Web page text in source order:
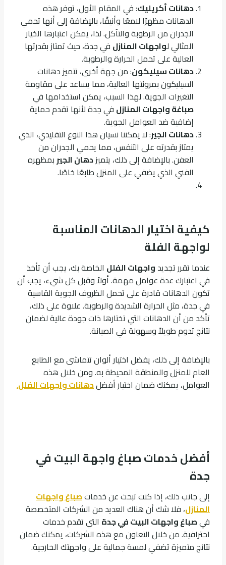
دهانات أكريليك: في المقام الأول، توفر هذه
الدهانات مظهرًا لامعًا وأنيقًا، بالإضافة إلى أنها تحمي
الجدران من الرطوبة والتآكل. لذا، يمكن اعتبارها الخيار
المثالي لواجهات المنازل في جدة، حيث تمتاز بقدرتها
العالية على تحمل الحرارة والرطوبة.
دهانات سيليكون: من جهة أخرى، تتميز دهانات
السيليكون بمرونتها العالية، مما يساعد على مقاومة
التغيرات الجوية. لهذا السبب، يمكن استخدامها في
صباغة واجهات المنازل في جدة لأنها تقدم حماية
إضافية ضد العوامل الجوية.
دهانات الجير: لا يمكننا نسيان هذا النوع التقليدي، الذي
يمتاز بقدرته على التنفس، مما يحمي الجدران من
العفن. بالإضافة إلى ذلك، يتميزدهان الجيربمظهره
الفني الذي يضفي على المنزل طابعًا خاصًا.
كيفية اختيار الدهانات المناسبة
لواجهة الفلة
عندما تقرر تجديد واجهات الفلل الخاصة بك، يجب أن تأخذ
في اعتبارك عدة عوامل مهمة. أولاً وقبل كل شيء، يجب أن
تكون الدهانات قادرة على تحمل الظروف الجوية القاسية
في جدة، مثل الحرارة الشديدة والرطوبة. علاوة على ذلك،
تأكد من أن الدهانات التي تختارها ذات جودة عالية لضمان
نتائج تدوم طويلاً وسهولة في الصيانة.
بالإضافة إلى ذلك، يفضل اختيار ألوان تتماشى مع الطابع
العام للمنزل والمنطقة المحيطة به. ومن خلال هذه
العوامل، يمكنك ضمان اختيار أفضلدهانات واجهات الفلل.
أفضل خدمات صباغ واجهة البيت في
جدة
إلى جانب ذلك، إذا كنت تبحث عن خدماتصباغ واجهات
المنازل، فلا شك أن هناك العديد من الشركات المتخصصة
فيصباغ واجهات البيت في جدة التي تقدم خدمات
احترافية. من خلال التعاون مع هذه الشركات، يمكنك ضمان
نتائج متميزة تضفي لمسة جمالية على واجهتك الخارجية.